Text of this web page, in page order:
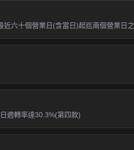
六十個營業日(含當日)起迄兩個營業日
週轉率達30.3%(第四款)